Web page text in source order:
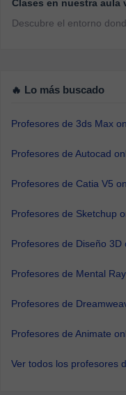
Clases en nuestra aula
Descubre el entorno
🔥 Lo más buscado
Profesores de 3ds Max
Profesores de Autocad
Profesores de Catia V5
Profesores de Sketchup
Profesores de Diseño 3D
Profesores de Mental
Profesores de
Profesores de Animate
Ver todos los profesores